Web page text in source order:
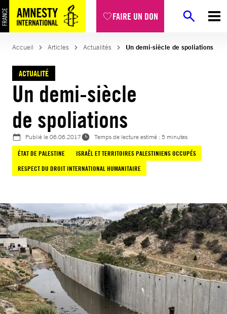
FAIRE UN DON
Aller
au
contenu
Accueil Articles Actualités Un demi-siècle de spoliations
ACTUALITÉ
Un demi-siècle
de spoliations
Publié le06.06.2017
Temps de lecture estimé : 5 minutes
ÉTAT DE PALESTINE
ISRAËL ET TERRITOIRES PALESTINIENS OCCUPÉS
RESPECT DU DROIT INTERNATIONAL HUMANITAIRE